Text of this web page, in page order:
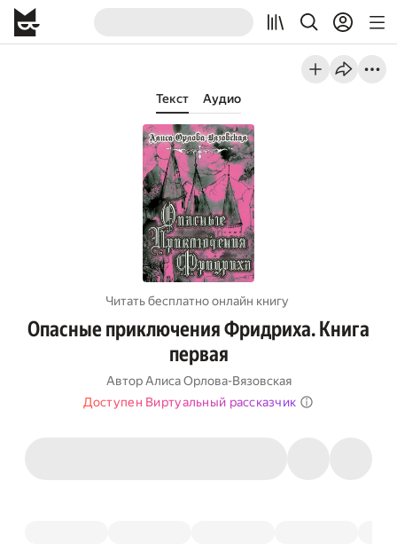
Текст Аудио
Читать бесплатно онлайн книгу
Опасные приключения Фридриха. Книга
первая
Автор Алиса Орлова-Вязовская
Доступен Виртуальный рассказчик